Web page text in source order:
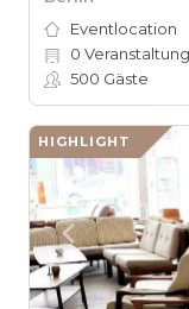
Eventlocation
0
500 Gäste
HIGHLIGHT